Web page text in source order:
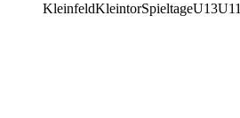
KleinfeldKleintorSpieltageU13U11